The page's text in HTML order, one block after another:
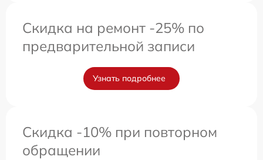
Скидка на ремонт -25% по
предварительной записи
Узнать подробнее
Скидка -10% при повторном
обращении